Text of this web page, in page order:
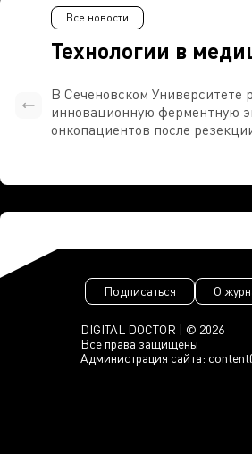
Технологии в
Все новости
В Сеченовском Университете
инновационную ферментную
онкопациентов после
DIGITAL DOCTOR | © 2026
Все права защищены
Администрация сайта:
Подписаться О